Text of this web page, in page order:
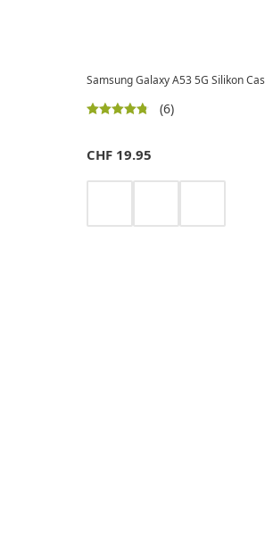
Samsung Galaxy A53 5G Silikon
(6)
CHF 19.95